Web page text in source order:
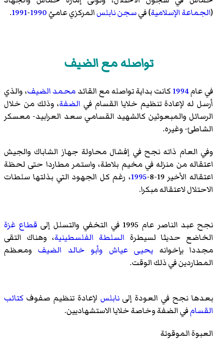
(الجماعة الإسلامية) فيسجن نابلسالمركزي عاميْ1990
-
1991
.
تواصله مع الضيف
في عام1994كانت بداية تواصله مع القائدمحمد الضيف، والذي
أرسل له لإعادة تنظيم خلايا القسام في الضفة، وذلك من خلال
الرسائل والمبعوثين كالشهيد القساميسعد العرابيد- معسكر
الشاطئ- وغيره.
وفي العام ذاته نجح في إفشال محاولة جهاز الشاباك والجيش
اعتقاله من منزله في مخيم بلاطة، واستمر مطاردا حتى لحظة
اعتقاله الأخير 19-8-
1995، رغم كل الجهود التي بذلتها سلطات
الاحتلال لاعتقاله مبكرا.
نجح عبد الناصر عام 1995 في التخفي والتسلل إلى
قطاع غزة
الخاضع حديثا لسيطرة السلطة الفلسطينية، وهناك التقى
مجددا بإخوانه يحيى عياش وأبو خالد الضيف ومعظم
المطاردين في ذلك الوقت.
بعدها نجح في العودة إلىنابلس لإعادة تنظيم صفوف كتائب
القسامفي الضفة وخاصة خلايا الاستشهاديين.
العبوة الموقوتة